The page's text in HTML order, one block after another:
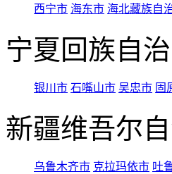
西宁市 海东市 海北藏族自
宁夏回族自
银川市 石嘴山市 吴忠市 固
新疆维吾尔
乌鲁木齐市 克拉玛依市 吐